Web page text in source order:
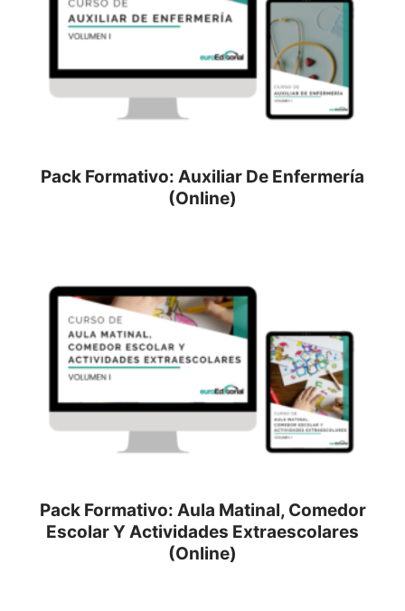
Pack Formativo: Auxiliar De Enfermería
(Online)
Pack Formativo: Aula Matinal, Comedor
Escolar Y Actividades Extraescolares
(Online)